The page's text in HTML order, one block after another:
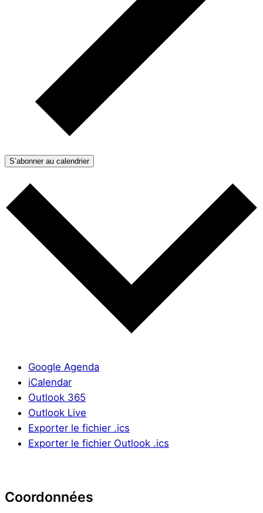
S’abonner au calendrier
Google Agenda
iCalendar
Outlook 365
Outlook Live
Exporter le fichier .ics
Exporter le fichier Outlook .ics
Coordonnées